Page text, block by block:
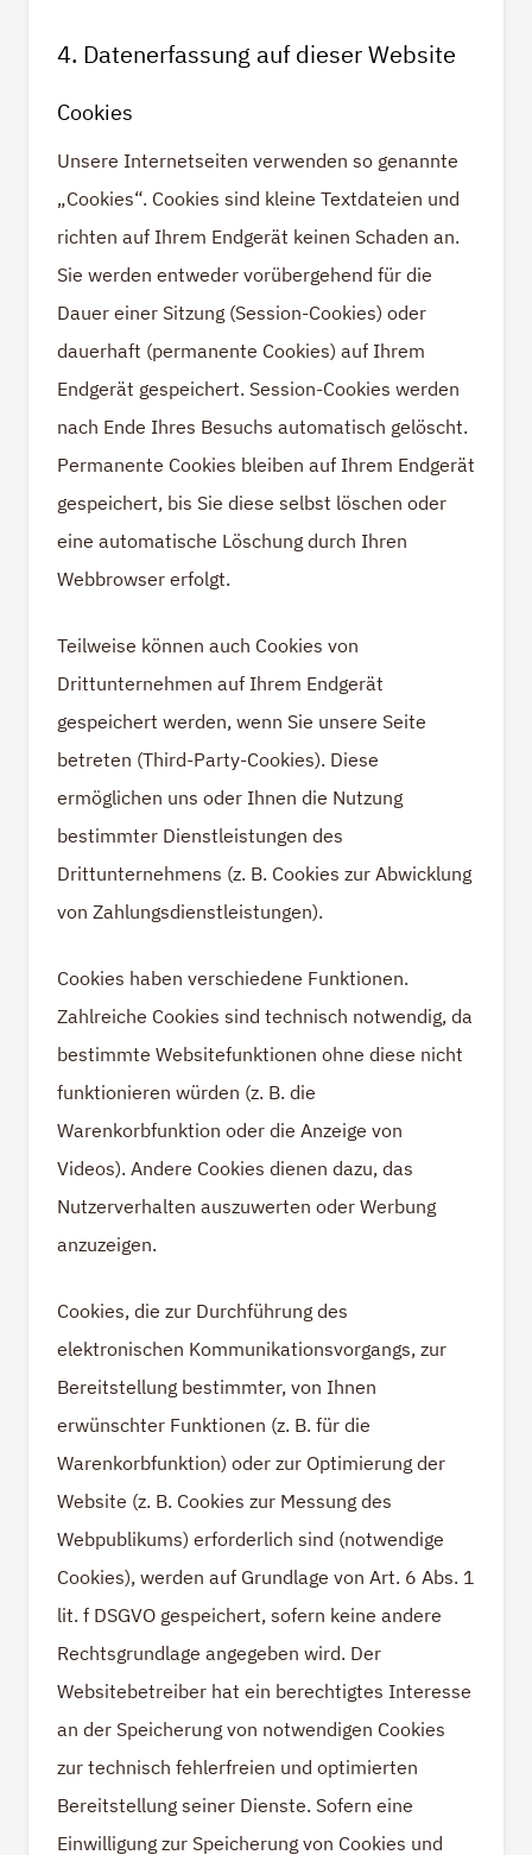
4. Datenerfassung auf dieser Website
Cookies
Unsere Internetseiten verwenden so genannte
„Cookies“. Cookies sind kleine Textdateien und
richten auf Ihrem Endgerät keinen Schaden an.
Sie werden entweder vorübergehend für die
Dauer einer Sitzung (Session-Cookies) oder
dauerhaft (permanente Cookies) auf Ihrem
Endgerät gespeichert. Session-Cookies werden
nach Ende Ihres Besuchs automatisch gelöscht.
Permanente Cookies bleiben auf Ihrem Endgerät
gespeichert, bis Sie diese selbst löschen oder
eine automatische Löschung durch Ihren
Webbrowser erfolgt.
Teilweise können auch Cookies von
Drittunternehmen auf Ihrem Endgerät
gespeichert werden, wenn Sie unsere Seite
betreten (Third-Party-Cookies). Diese
ermöglichen uns oder Ihnen die Nutzung
bestimmter Dienstleistungen des
Drittunternehmens (z. B. Cookies zur Abwicklung
von Zahlungsdienstleistungen).
Cookies haben verschiedene Funktionen.
Zahlreiche Cookies sind technisch notwendig, da
bestimmte Websitefunktionen ohne diese nicht
funktionieren würden (z. B. die
Warenkorbfunktion oder die Anzeige von
Videos). Andere Cookies dienen dazu, das
Nutzerverhalten auszuwerten oder Werbung
anzuzeigen.
Cookies, die zur Durchführung des
elektronischen Kommunikationsvorgangs, zur
Bereitstellung bestimmter, von Ihnen
erwünschter Funktionen (z. B. für die
Warenkorbfunktion) oder zur Optimierung der
Website (z. B. Cookies zur Messung des
Webpublikums) erforderlich sind (notwendige
Cookies), werden auf Grundlage von Art. 6 Abs. 1
lit. f DSGVO gespeichert, sofern keine andere
Rechtsgrundlage angegeben wird. Der
Websitebetreiber hat ein berechtigtes Interesse
an der Speicherung von notwendigen Cookies
zur technisch fehlerfreien und optimierten
Bereitstellung seiner Dienste. Sofern eine
Einwilligung zur Speicherung von Cookies und